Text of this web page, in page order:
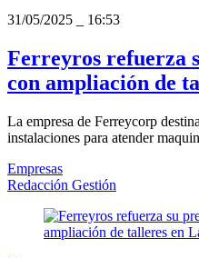
31/05/2025
16:53
Ferreyros refuerza
con ampliación de
La empresa de Ferreycorp
instalaciones para atender
Empresas
Redacción Gestión